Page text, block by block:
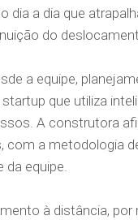
dia a dia que
do
a equipe,
que utiliza
A construtora
com a metodologia
da equipe.
à distância, por